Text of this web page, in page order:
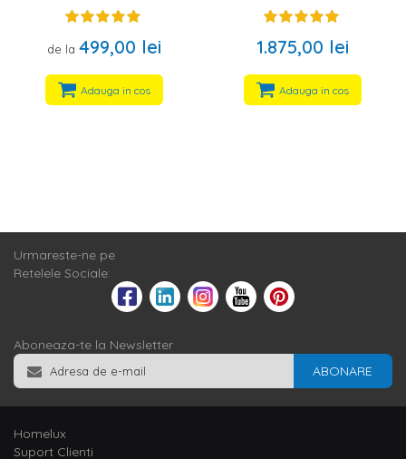
de la 499,00 lei
Adauga in cos
culoare sonoma/alb, pal
1.875,00 lei
Adauga in cos
Urmareste-ne pe
Retelele Sociale:
Aboneaza-te la Newsletter
ABONARE
Homelux
Suport Clienti